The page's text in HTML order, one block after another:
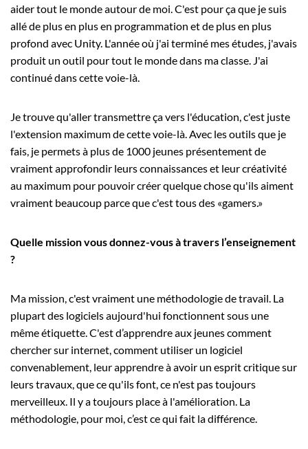
aider tout le monde autour de moi. C'est pour ça que je suis
allé de plus en plus en programmation et de plus en plus
profond avec Unity. L'année où j'ai terminé mes études, j'avais
produit un outil pour tout le monde dans ma classe. J'ai
continué dans cette voie-là.
Je trouve qu'aller transmettre ça vers l'éducation, c'est juste
l'extension maximum de cette voie-là. Avec les outils que je
fais, je permets à plus de 1000 jeunes présentement de
vraiment approfondir leurs connaissances et leur créativité
au maximum pour pouvoir créer quelque chose qu'ils aiment
vraiment beaucoup parce que c'est tous des «gamers.»
Quelle mission vous donnez-vous à travers l’enseignement
?
Ma mission, c'est vraiment une méthodologie de travail. La
plupart des logiciels aujourd'hui fonctionnent sous une
même étiquette. C'est d’apprendre aux jeunes comment
chercher sur internet, comment utiliser un logiciel
convenablement, leur apprendre à avoir un esprit critique sur
leurs travaux, que ce qu'ils font, ce n'est pas toujours
merveilleux. Il y a toujours place à l'amélioration. La
méthodologie, pour moi, c’est ce qui fait la différence.